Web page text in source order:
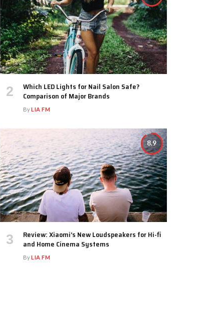
Which LED Lights for Nail Salon Safe?
Comparison of Major Brands
ByLIA FM
8.9
Review: Xiaomi’s New Loudspeakers for Hi-fi
and Home Cinema Systems
ByLIA FM